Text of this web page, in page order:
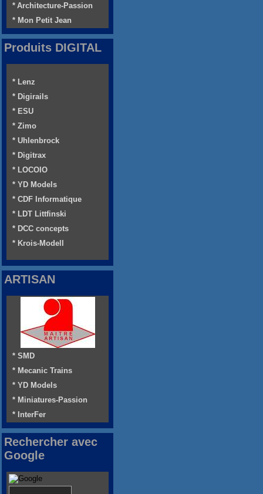
* Architecture-Passion
* Mon Petit Jean
Produits DIGITAL
* Lenz
* Digirails
* ESU
* Zimo
* Uhlenbrock
* Digitrax
* LOCOIO
* YD Models
* CDF Informatique
* LDT Littfinski
* DCC concepts
* Krois-Modell
ARTISAN
* SMD
* Mecanic Trains
* YD Models
* Miniatures-Passion
* InterFer
Rechercher avec
Google